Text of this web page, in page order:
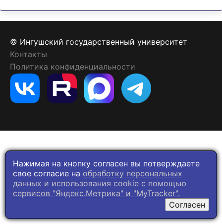
© Ингушский государственный университет
Контакты
Политика конфиденциальности
Нажимая на кнопку согласен вы потверждаете
свое согласие на обработку персональных
данных и использования cookie c помощью
сервисов "Яндекс.Метрика" и "MyTracker".
Согласен